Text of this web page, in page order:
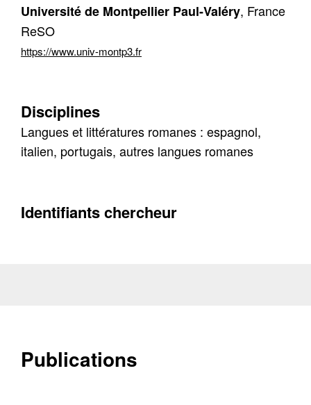
Université de Montpellier Paul-Valéry, France
ReSO
https://www.univ-montp3.fr
Disciplines
Langues et littératures romanes : espagnol,
italien, portugais, autres langues romanes
Identifiants chercheur
Publications
Contacter